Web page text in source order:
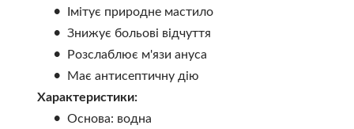
Імітує природне мастило
Знижує больові відчуття
Розслаблює м'язи ануса
Має антисептичну дію
Характеристики:
Основа: водна